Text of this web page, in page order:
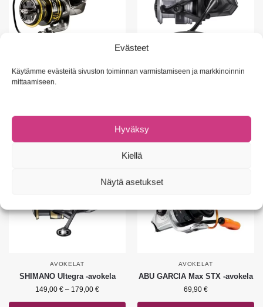
Evästeet
Käytämme evästeitä sivuston toiminnan varmistamiseen ja markkinoinnin
mittaamiseen.
Hyväksy
Kiellä
Näytä asetukset
OKUMA Inspira ISX-A -avokela
99,90
SHIMANO Aero BB -avokela
AVOKELAT
SHIMANO Ultegra -avokela
149,00 € – 179,00 €
AVOKELAT
ABU GARCIA Max STX -avokela
69,90 €